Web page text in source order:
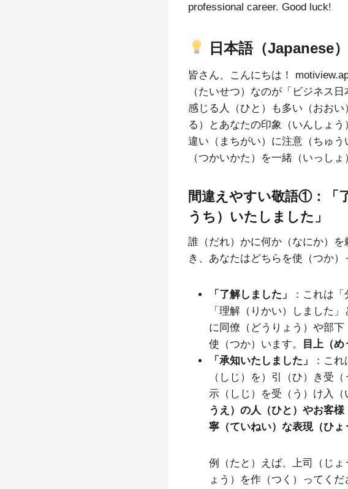
professional career. Good luck!
日本語（Japanese）
皆さん、こんにちは！
（たいせつ）なのが「ビジネス
感じる人（ひと）も多い（おお
る）とあなたの印象（いんしょ
違い（まちがい）に注意（ちゅ
（つかいかた）を一緒（いっし
間違えやすい敬語①：「
うち）いたしました」
誰（だれ）かに何か（なにか）
き、あなたはどちらを使（つか）
「了解しました」
：これは
「理解（りかい）しました
に同僚（どうりょう）や部
使（つか）います。
目上（
「承知いたしました」
：こ
（しじ）を）引（ひ）き受
示（しじ）を受（う）け入（
うえ）の人（ひと）やお客
寧（ていねい）な表現（ひょ
例（たと）えば、上司（じ
ょう）を作（つく）ってく